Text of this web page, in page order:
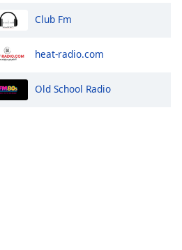
Club Fm
heat-radio.com
Old School Radio